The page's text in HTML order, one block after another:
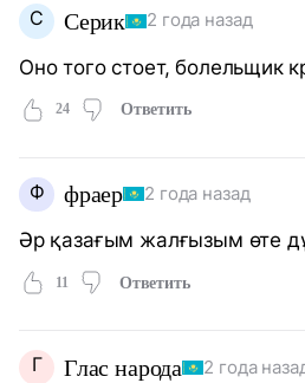
С Серик 2 года назад
Оно того стоет, болельщик
24 Ответить
Ф фраер 2 года назад
Әр қазағым жалғызым өте
11 Ответить
Г Глас народа 2 года